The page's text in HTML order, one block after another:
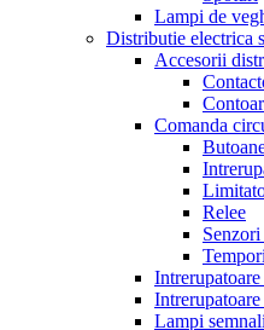
Lampi de
Distributie electrica
Accesorii
Comanda
Relee
Lampi